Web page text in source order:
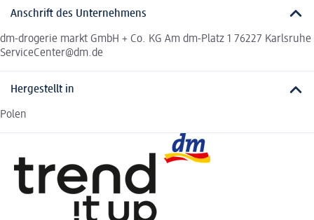
Anschrift des Unternehmens
dm-drogerie markt GmbH + Co. KG Am dm-Platz 1 76227 Karlsruhe
ServiceCenter@dm.de
Hergestellt in
Polen